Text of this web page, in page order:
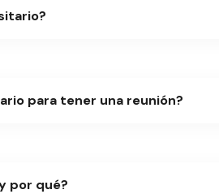
para tener una reunión?
por qué?